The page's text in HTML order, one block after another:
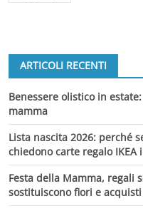
ARTICOLI RECENTI
Benessere olistico in
mamma
Lista nascita 2026: perché
chiedono carte regalo
Festa della Mamma, regali
sostituiscono fiori e